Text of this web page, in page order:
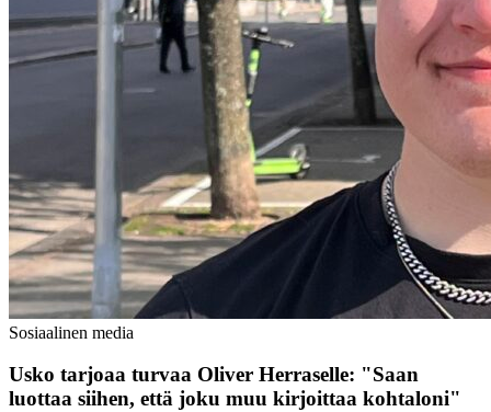
Sosiaalinen media
Usko tarjoaa turvaa Oliver Herraselle: "Saan
luottaa siihen, että joku muu kirjoittaa kohtaloni"